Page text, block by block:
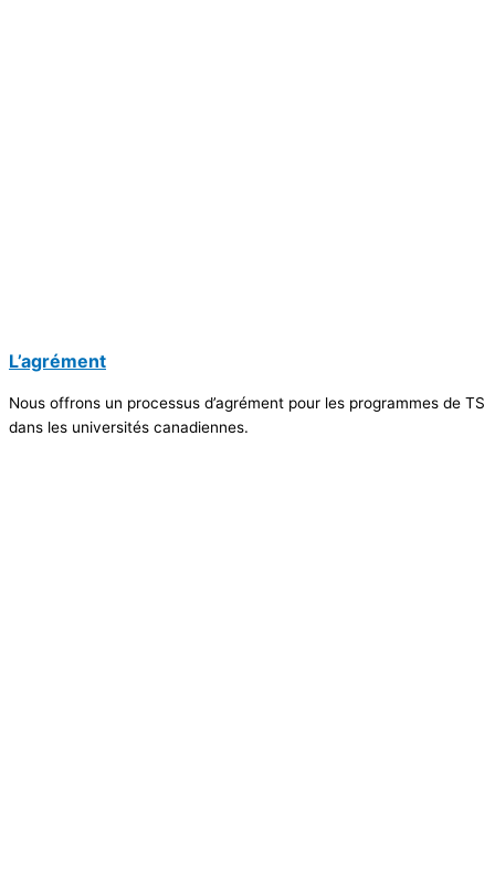
L’agrément
Nous offrons un processus d’agrément pour les programmes de TS
dans les universités canadiennes.